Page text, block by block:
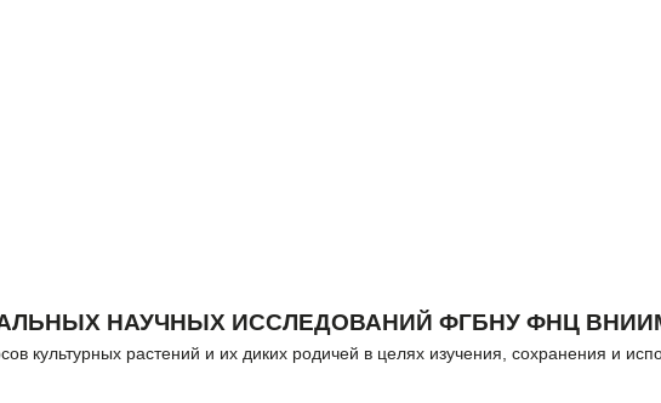
НАУЧНЫХ ИССЛЕДОВАНИЙ ФГБНУ ФНЦ
культурных растений и их диких родичей в целях изучения, сохранения и